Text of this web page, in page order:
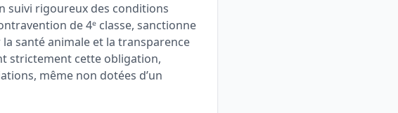
suivi rigoureux des conditions
de 4ᵉ classe, sanctionne
santé animale et la transparence
strictement cette obligation,
même non dotées d’un